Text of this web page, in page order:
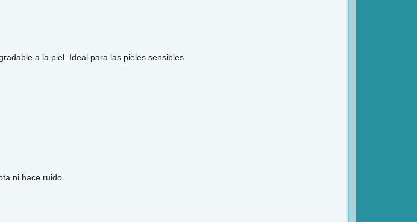
a la piel. Ideal para las pieles sensibles.
ni hace ruido.